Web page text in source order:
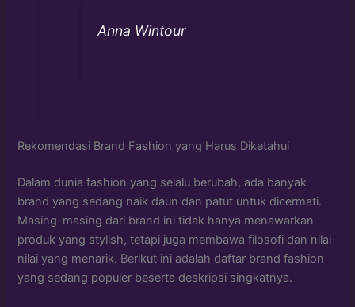
Anna Wintour
Rekomendasi Brand Fashion yang Harus Diketahui
Dalam dunia fashion yang selalu berubah, ada banyak
brand yang sedang naik daun dan patut untuk dicermati.
Masing-masing dari brand ini tidak hanya menawarkan
produk yang stylish, tetapi juga membawa filosofi dan nilai-
nilai yang menarik. Berikut ini adalah daftar brand fashion
yang sedang populer beserta deskripsi singkatnya.